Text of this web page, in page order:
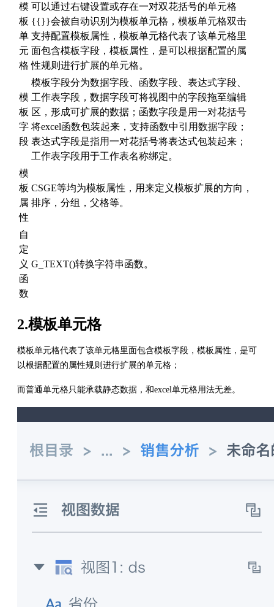
模
板
单
元
格
可以通过右键设置或存在一对双花括号的单元格
{{}}会被自动识别为模板单元格，模板单元格双击
支持配置模板属性，模板单元格代表了该单元格里
面包含模板字段，模板属性，是可以根据配置的属
性规则进行扩展的单元格。
模
板
字
段
模板字段分为数据字段、函数字段、表达式字段、
工作表字段，数据字段可将视图中的字段拖至编辑
区，形成可扩展的数据；函数字段是用一对花括号
将excel函数包装起来，支持函数中引用数据字段；
表达式字段是指用一对花括号将表达式包装起来；
工作表字段用于工作表名称绑定。
模
板
属
性
CSGE等均为模板属性，用来定义模板扩展的方向，
排序，分组，父格等。
自
定
义
函
数
G_TEXT()转换字符串函数。
2.模板单元格
模板单元格代表了该单元格里面包含模板字段，模板属性，是可
以根据配置的属性规则进行扩展的单元格；
而普通单元格只能承载静态数据，和excel单元格用法无差。